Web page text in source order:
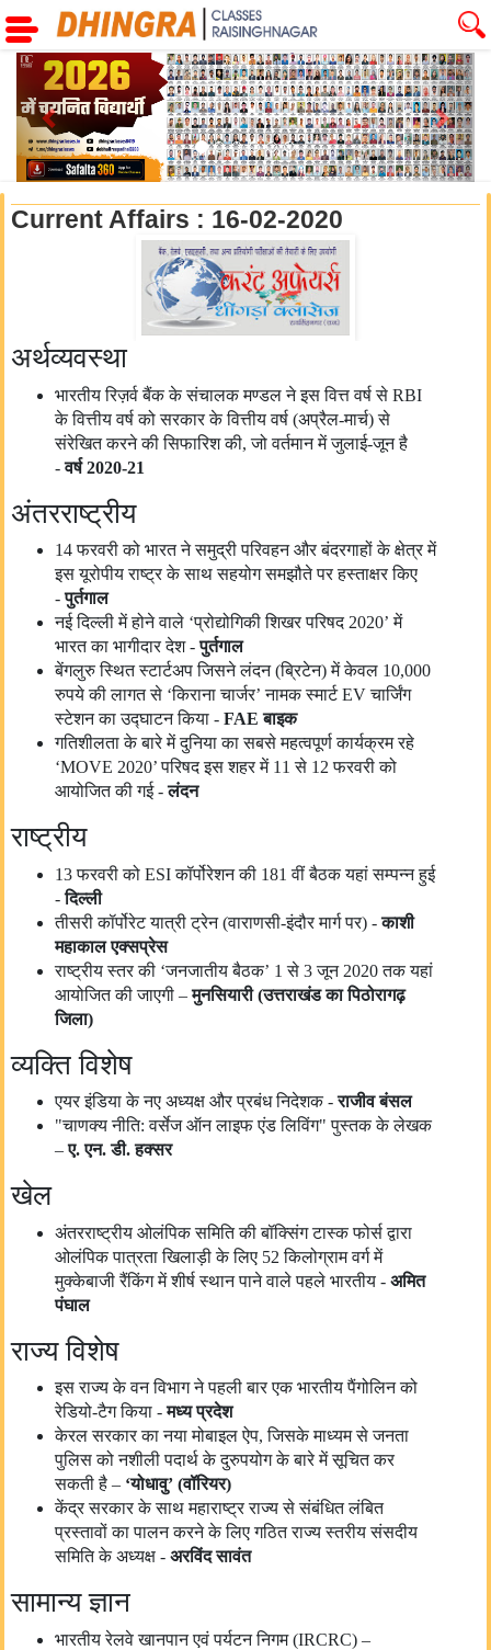
Previous Next
Current Affairs : 16-02-2020
अर्थव्यवस्था
भारतीय रिज़र्व बैंक के संचालक मण्डल ने इस वित्त वर्ष से RBI
के वित्तीय वर्ष को सरकार के वित्तीय वर्ष (अप्रैल-मार्च) से
संरेखित करने की सिफारिश की, जो वर्तमान में जुलाई-जून है
-वर्ष2020-21
अंतरराष्ट्रीय
14 फरवरी को भारत ने समुद्री परिवहन और बंदरगाहों के क्षेत्र में
इस यूरोपीय राष्ट्र के साथ सहयोग समझौते पर हस्ताक्षर किए
-पुर्तगाल
नई दिल्ली में होने वाले ‘प्रोद्योगिकी शिखर परिषद 2020’ में
भारत का भागीदार देश -पुर्तगाल
बेंगलुरु स्थित स्टार्टअप जिसने लंदन (ब्रिटेन) में केवल 10,000
रुपये की लागत से ‘किराना चार्जर’ नामक स्मार्ट EV चार्जिंग
स्टेशन का उद्घाटन किया - FAEबाइक
गतिशीलता के बारे में दुनिया का सबसे महत्वपूर्ण कार्यक्रम रहे
‘MOVE 2020’ परिषद इस शहर में 11 से 12 फरवरी को
आयोजित की गई -लंदन
राष्ट्रीय
13 फरवरी को ESI कॉर्पोरेशन की 181 वीं बैठक यहां सम्पन्न हुई
-दिल्ली
तीसरी कॉर्पोरेट यात्री ट्रेन (वाराणसी-इंदौर मार्ग पर) -काशी
महाकाल एक्सप्रेस
राष्ट्रीय स्तर की ‘जनजातीय बैठक’ 1 से 3 जून 2020 तक यहां
आयोजित की जाएगी –मुनसियारी (उत्तराखंडकापिठोरागढ़
जिला)
व्यक्ति विशेष
एयर इंडिया के नए अध्यक्ष और प्रबंध निदेशक -राजीव बंसल
"चाणक्य नीति: वर्सेज ऑन लाइफ एंड लिविंग" पुस्तक के लेखक
–ए. एन. डी. हक्सर
खेल
अंतरराष्ट्रीय ओलंपिक समिति की बॉक्सिंग टास्क फोर्स द्वारा
ओलंपिक पात्रता खिलाड़ी के लिए 52 किलोग्राम वर्ग में
मुक्केबाजी रैंकिंग में शीर्ष स्थान पाने वाले पहले भारतीय - अमित
पंघाल
राज्य विशेष
इस राज्य के वन विभाग ने पहली बार एक भारतीय पैंगोलिन को
रेडियो-टैग किया -मध्य प्रदेश
केरल सरकार का नया मोबाइल ऐप, जिसके माध्यम से जनता
पुलिस को नशीली पदार्थ के दुरुपयोग के बारे में सूचित कर
सकती है – ‘योधावु’ (वॉरियर)
केंद्र सरकार के साथ महाराष्ट्र राज्य से संबंधित लंबित
प्रस्तावों का पालन करने के लिए गठित राज्य स्तरीय संसदीय
समिति के अध्यक्ष - अरविंद सावंत
सामान्य ज्ञान
भारतीय रेलवे खानपान एवं पर्यटन निगम (IRCRC) –